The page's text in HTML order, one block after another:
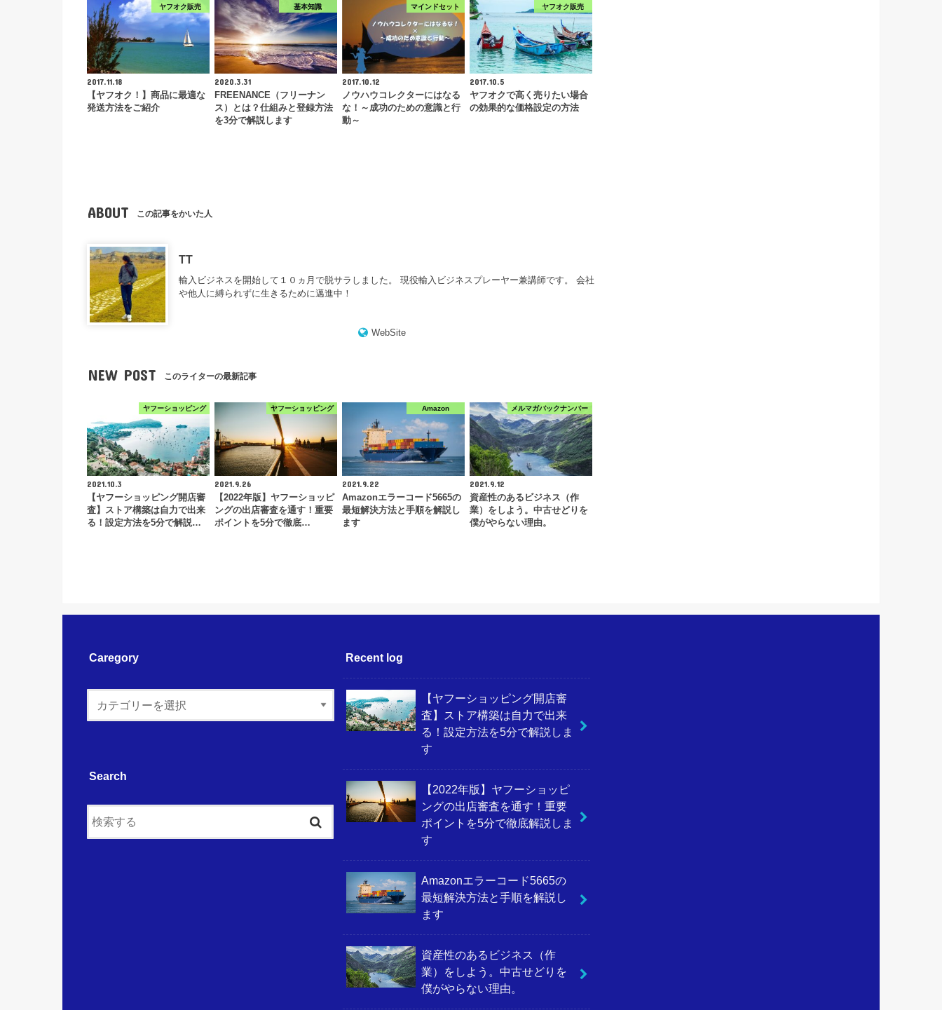
ヤフオク販売
2017.11.18
【ヤフオク！】商品に最適な
発送方法をご紹介
基本知識
2020.3.31
FREENANCE（フリーナン
ス）とは？仕組みと登録方法
を3分で解説します
マインドセット
2017.10.12
ノウハウコレクターにはなる
な！～成功のための意識と行
動～
ヤフオク販売
2017.10.5
ヤフオクで高く売りたい場合
の効果的な価格設定の方法
ABOUT この記事をかいた人
TT
輸入ビジネスを開始して１０ヵ月で脱サラしました。 現役輸入ビジネスプレーヤー兼講師です。 会社
や他人に縛られずに生きるために邁進中！
WebSite
NEW POST このライターの最新記事
ヤフーショッピング
2021.10.3
【ヤフーショッピング開店審
査】ストア構築は自力で出来
る！設定方法を5分で解説…
ヤフーショッピング
2021.9.26
【2022年版】ヤフーショッピ
ングの出店審査を通す！重要
ポイントを5分で徹底…
Amazon
2021.9.22
Amazonエラーコード5665の
最短解決方法と手順を解説し
ます
メルマガバックナンバー
2021.9.12
資産性のあるビジネス（作
業）をしよう。中古せどりを
僕がやらない理由。
Caregory
Search
Recent log
【ヤフーショッピング開店審
査】ストア構築は自力で出来
る！設定方法を5分で解説しま
す
【2022年版】ヤフーショッピ
ングの出店審査を通す！重要
ポイントを5分で徹底解説しま
す
Amazonエラーコード5665の
最短解決方法と手順を解説し
ます
資産性のあるビジネス（作
業）をしよう。中古せどりを
僕がやらない理由。